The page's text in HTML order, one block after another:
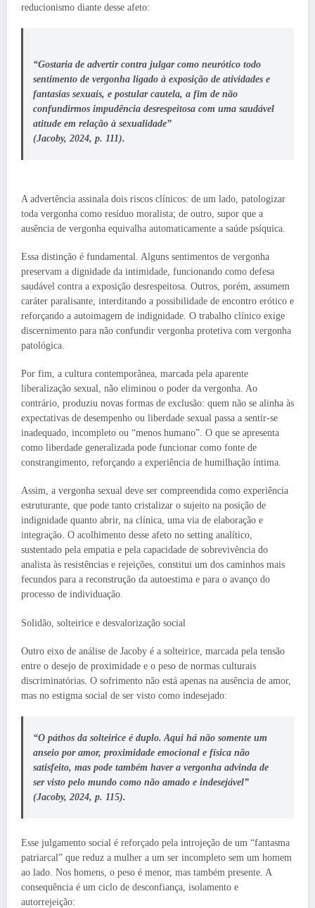
reducionismo diante desse afeto:
“Gostaria de advertir contra julgar como neurótico todo
sentimento de vergonha ligado à exposição de atividades e
fantasias sexuais, e postular cautela, a fim de não
confundirmos impudência desrespeitosa com uma saudável
atitude em relação à sexualidade”
(Jacoby, 2024, p. 111).
A advertência assinala dois riscos clínicos: de um lado, patologizar
toda vergonha como resíduo moralista; de outro, supor que a
ausência de vergonha equivalha automaticamente a saúde psíquica.
Essa distinção é fundamental. Alguns sentimentos de vergonha
preservam a dignidade da intimidade, funcionando como defesa
saudável contra a exposição desrespeitosa. Outros, porém, assumem
caráter paralisante, interditando a possibilidade de encontro erótico e
reforçando a autoimagem de indignidade. O trabalho clínico exige
discernimento para não confundir vergonha protetiva com vergonha
patológica.
Por fim, a cultura contemporânea, marcada pela aparente
liberalização sexual, não eliminou o poder da vergonha. Ao
contrário, produziu novas formas de exclusão: quem não se alinha às
expectativas de desempenho ou liberdade sexual passa a sentir-se
inadequado, incompleto ou “menos humano”. O que se apresenta
como liberdade generalizada pode funcionar como fonte de
constrangimento, reforçando a experiência de humilhação íntima.
Assim, a vergonha sexual deve ser compreendida como experiência
estruturante, que pode tanto cristalizar o sujeito na posição de
indignidade quanto abrir, na clínica, uma via de elaboração e
integração. O acolhimento desse afeto no setting analítico,
sustentado pela empatia e pela capacidade de sobrevivência do
analista às resistências e rejeições, constitui um dos caminhos mais
fecundos para a reconstrução da autoestima e para o avanço do
processo de individuação.
Solidão, solteirice e desvalorização social
Outro eixo de análise de Jacoby é a solteirice, marcada pela tensão
entre o desejo de proximidade e o peso de normas culturais
discriminatórias. O sofrimento não está apenas na ausência de amor,
mas no estigma social de ser visto como indesejado:
“O páthos da solteirice é duplo. Aqui há não somente um
anseio por amor, proximidade emocional e física não
satisfeito, mas pode também haver a vergonha advinda de
ser visto pelo mundo como não amado e indesejável”
(Jacoby, 2024, p. 115).
Esse julgamento social é reforçado pela introjeção de um “fantasma
patriarcal” que reduz a mulher a um ser incompleto sem um homem
ao lado. Nos homens, o peso é menor, mas também presente. A
consequência é um ciclo de desconfiança, isolamento e
autorrejeição: